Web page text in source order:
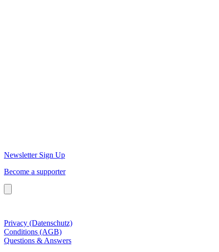
Newsletter Sign Up
Become a supporter
Privacy (Datenschutz)
Conditions (AGB)
Questions & Answers